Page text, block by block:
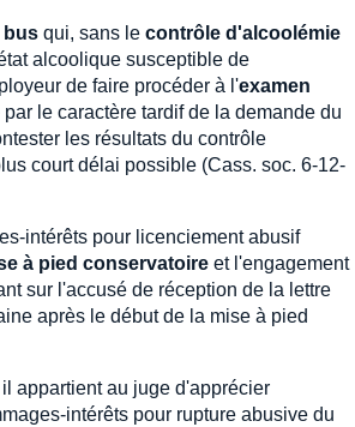
bus qui, sans le contrôle d'alcoolémie
alcoolique susceptible de
de faire procéder à l'examen
le caractère tardif de la demande du
les résultats du contrôle
court délai possible (Cass. soc. 6-12-
intérêts pour licenciement abusif
à pied conservatoire et l'engagement
sur l'accusé de réception de la lettre
après le début de la mise à pied
appartient au juge d'apprécier
intérêts pour rupture abusive du